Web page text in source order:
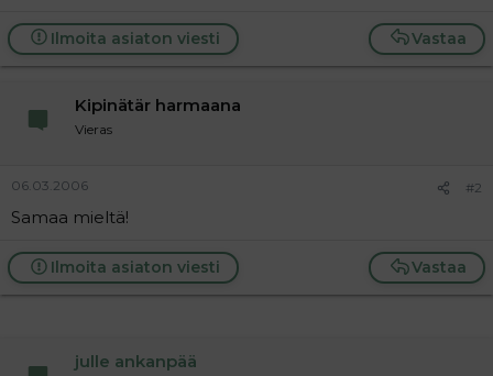
o
i
t
a
j
s
t
i
Vastaa
Ilmoita asiaton viesti
Kipinätär harmaana
Vieras
06.03.2006 #2
Samaa mieltä!
Vastaa
Ilmoita asiaton viesti
julle ankanpää